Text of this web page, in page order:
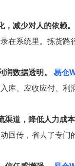
减少对人的依赖。
在系统里。拣货路
数据透明。 易仓
库、应收应付、利
道，降低人力成本
回传，省去了专门